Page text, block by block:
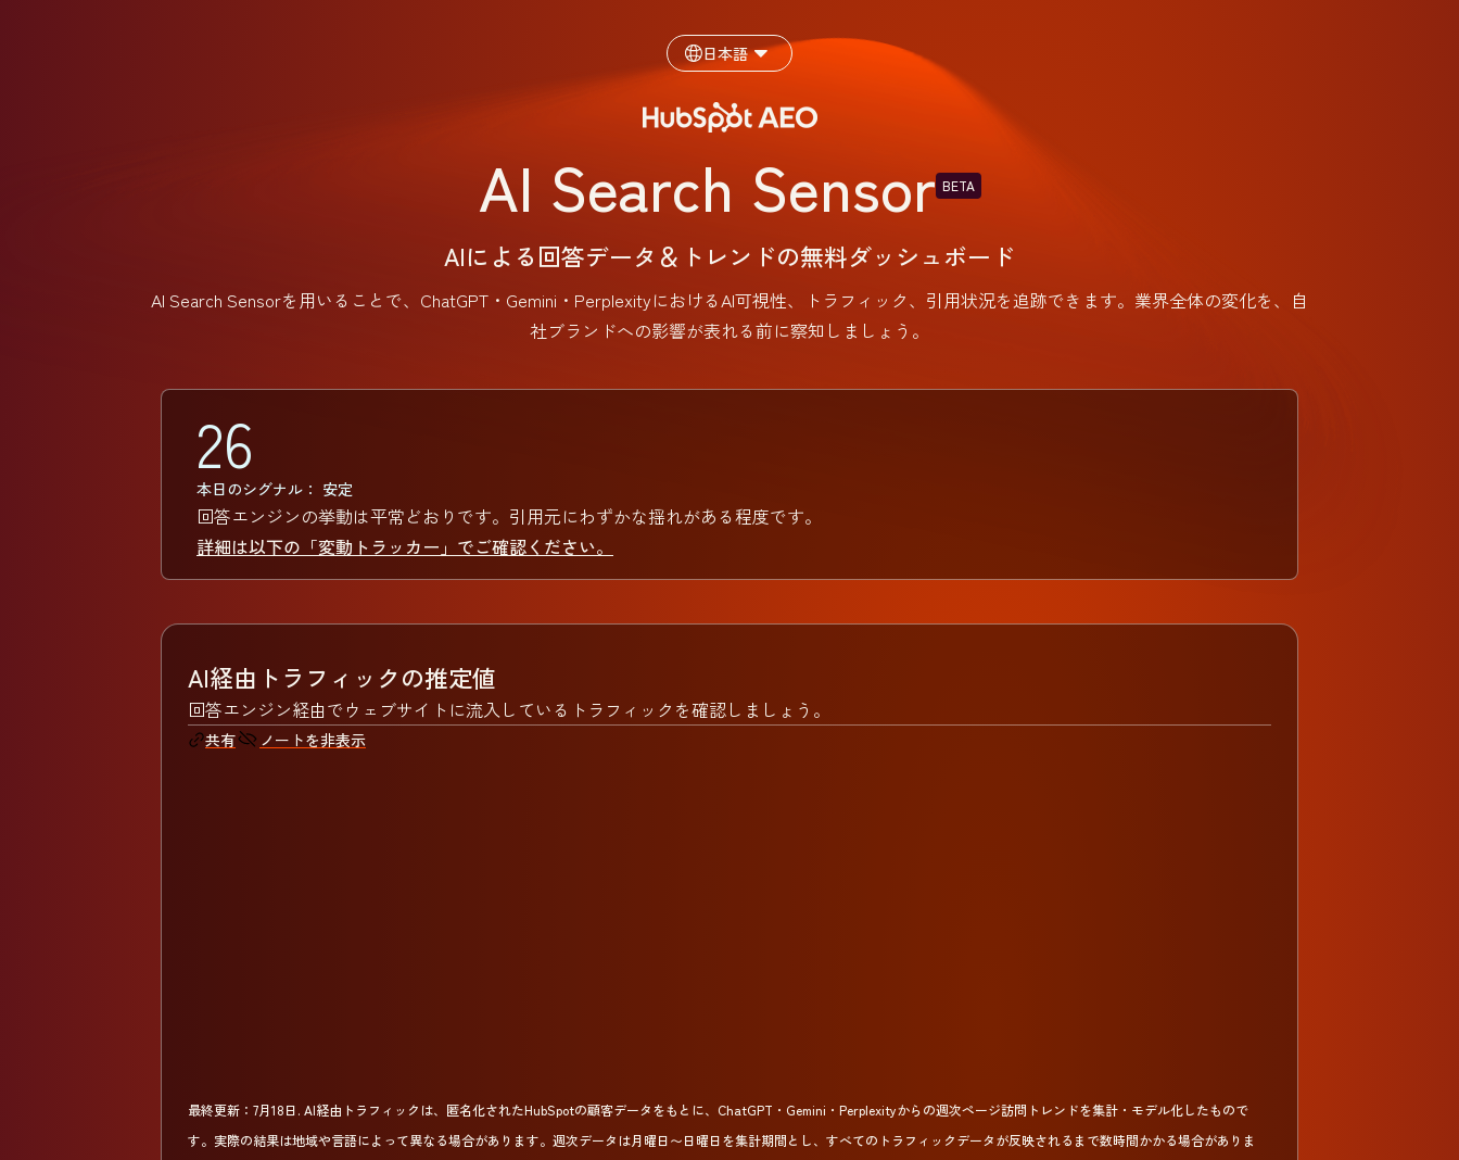
日本語
AI Search Sensor BETA
AIによる回答データ＆トレンドの無料ダッシュボード
AI Search Sensorを用いることで、ChatGPT・Gemini・PerplexityにおけるAI可視性、トラフィック、引用状況を追跡できます。業界全体の変化を、自
社ブランドへの影響が表れる前に察知しましょう。
26
本日のシグナル： 安定
回答エンジンの挙動は平常どおりです。引用元にわずかな揺れがある程度です。
詳細は以下の「変動トラッカー」でご確認ください。
AI経由トラフィックの推定値
回答エンジン経由でウェブサイトに流入しているトラフィックを確認しましょう。
共有 ノートを非表示
最終更新： 7月18日. AI経由トラフィックは、匿名化されたHubSpotの顧客データをもとに、ChatGPT・Gemini・Perplexityからの週次ページ訪問トレンドを集計・モデル化したもので
す。実際の結果は地域や言語によって異なる場合があります。週次データは月曜日〜日曜日を集計期間とし、すべてのトラフィックデータが反映されるまで数時間かかる場合がありま